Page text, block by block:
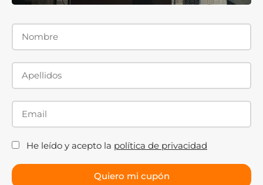
He leído y acepto la política de privacidad